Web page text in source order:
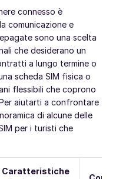
connesso è
comunicazione e
sono una scelta
che desiderano un
a lungo termine o
scheda SIM fisica o
flessibili che coprono
aiutarti a confrontare
di alcune delle
per i turisti che
Caratteristiche